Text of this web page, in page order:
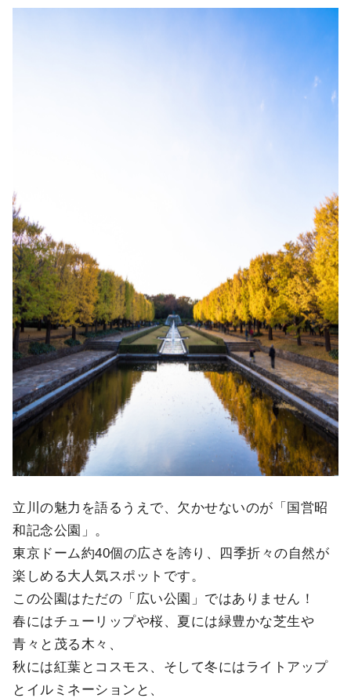
立川の魅力を語るうえで、欠かせないのが「国営昭
和記念公園」。
東京ドーム約40個の広さを誇り、四季折々の自然が
楽しめる大人気スポットです。
この公園はただの「広い公園」ではありません！
春にはチューリップや桜、夏には緑豊かな芝生や
青々と茂る木々、
秋には紅葉とコスモス、そして冬にはライトアップ
とイルミネーションと、